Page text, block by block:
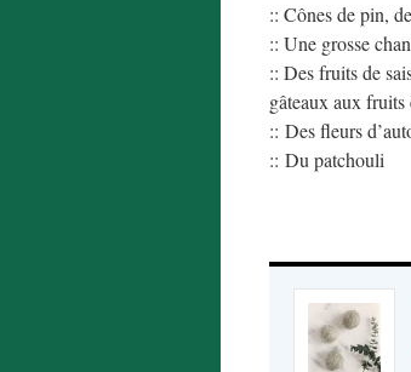
:: Cônes de pin,
:: Une grosse
:: Des fruits de
gâteaux aux
:: Des fleurs
:: Du patchouli